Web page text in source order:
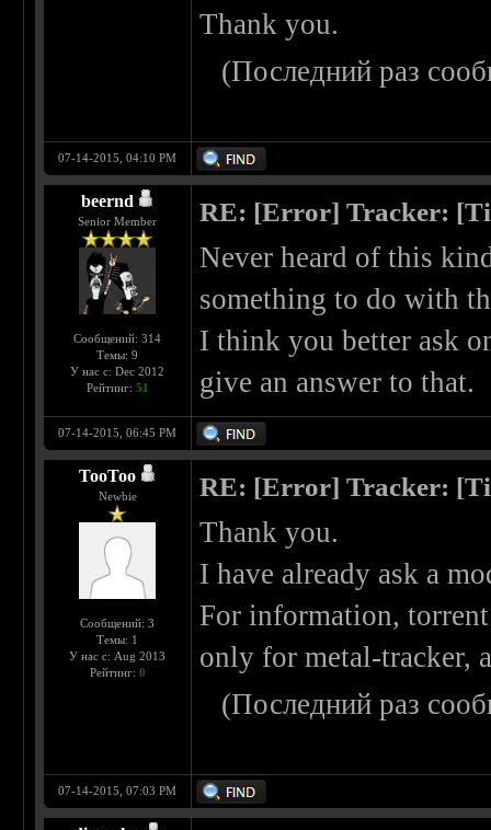
Thank you.
(Последний раз
07-14-2015, 04:10 PM
beernd
Senior Member
Сообщений: 314
Темы: 9
У нас с: Dec 2012
Рейтинг: 51
RE: [Error] Tracker:
Never heard of this
something to do with
I think you better ask
give an answer to that.
07-14-2015, 06:45 PM
TooToo
Newbie
Сообщений: 3
Темы: 1
У нас с: Aug 2013
Рейтинг: 0
RE: [Error] Tracker:
Thank you.
I have already ask a
For information,
only for metal-tracker,
(Последний раз
07-14-2015, 07:03 PM